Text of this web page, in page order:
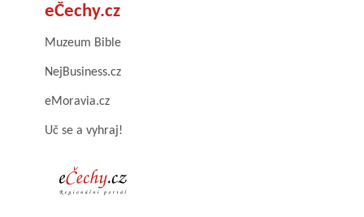
eČechy.cz
Muzeum Bible
NejBusiness.cz
eMoravia.cz
Uč se a vyhraj!